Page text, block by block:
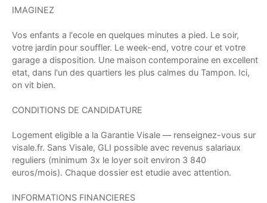
IMAGINEZ
Vos enfants a l'ecole en quelques minutes a pied. Le soir,
votre jardin pour souffler. Le week-end, votre cour et votre
garage a disposition. Une maison contemporaine en excellent
etat, dans l'un des quartiers les plus calmes du Tampon. Ici,
on vit bien.
CONDITIONS DE CANDIDATURE
Logement eligible a la Garantie Visale — renseignez-vous sur
visale.fr. Sans Visale, GLI possible avec revenus salariaux
reguliers (minimum 3x le loyer soit environ 3 840
euros/mois). Chaque dossier est etudie avec attention.
INFORMATIONS FINANCIERES